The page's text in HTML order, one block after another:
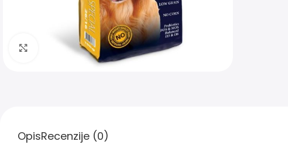
Klik za uvećanje
OpisRecenzije (0)